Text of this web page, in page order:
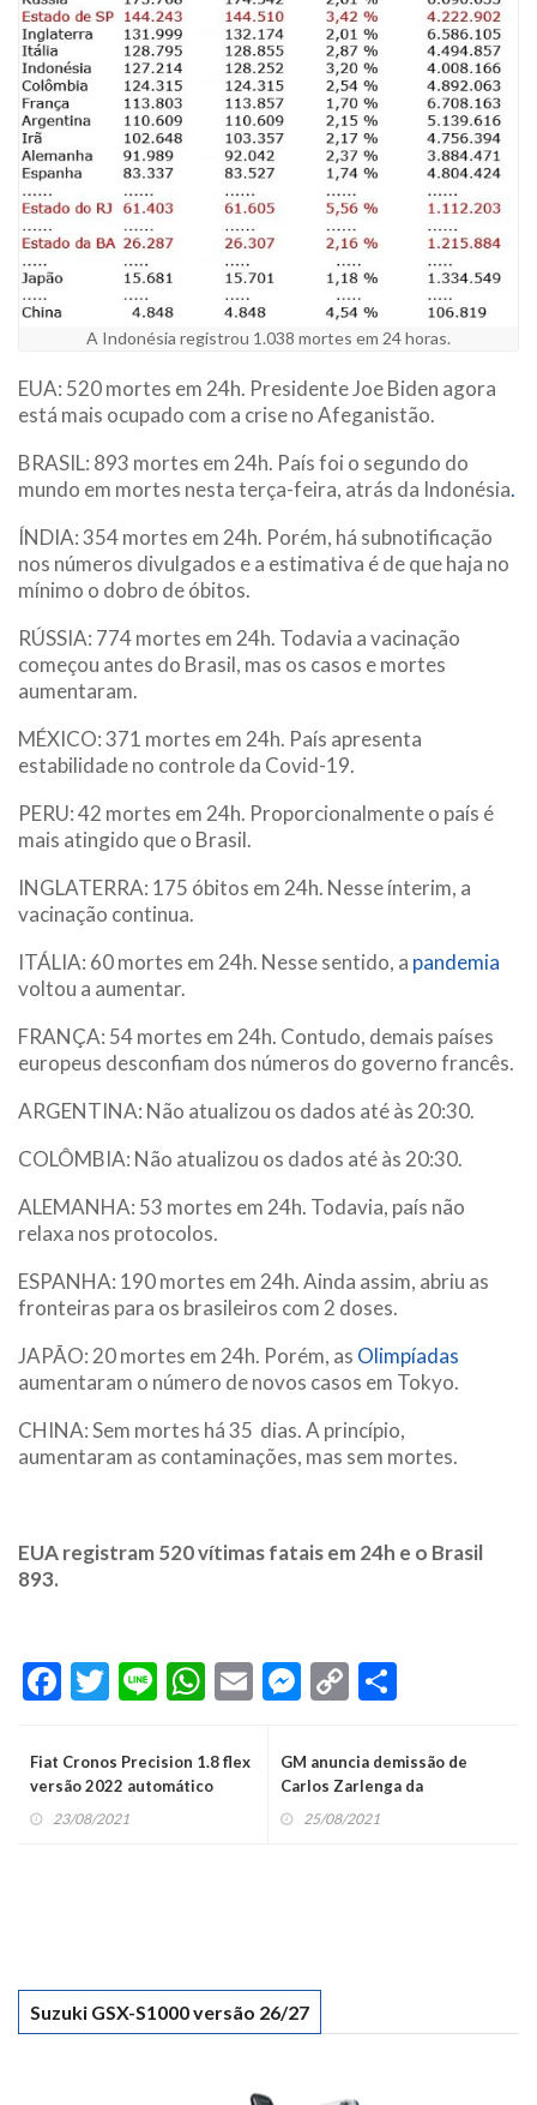
A Indonésia registrou 1.038 mortes em 24 horas.
EUA: 520 mortes em 24h. Presidente Joe Biden agora
está mais ocupado com a crise no Afeganistão.
BRASIL: 893 mortes em 24h. País foi o segundo do
mundo em mortes nesta terça-feira, atrás da Indonésia.
ÍNDIA: 354 mortes em 24h. Porém, há subnotificação
nos números divulgados e a estimativa é de que haja no
mínimo o dobro de óbitos.
RÚSSIA: 774 mortes em 24h. Todavia a vacinação
começou antes do Brasil, mas os casos e mortes
aumentaram.
MÉXICO: 371 mortes em 24h. País apresenta
estabilidade no controle da Covid-19.
PERU: 42 mortes em 24h. Proporcionalmente o país é
mais atingido que o Brasil.
INGLATERRA: 175 óbitos em 24h. Nesse ínterim, a
vacinação continua.
ITÁLIA: 60 mortes em 24h. Nesse sentido, a pandemia
voltou a aumentar.
FRANÇA: 54 mortes em 24h. Contudo, demais países
europeus desconfiam dos números do governo francês.
ARGENTINA: Não atualizou os dados até às 20:30.
COLÔMBIA: Não atualizou os dados até às 20:30.
ALEMANHA: 53 mortes em 24h. Todavia, país não
relaxa nos protocolos.
ESPANHA: 190 mortes em 24h. Ainda assim, abriu as
fronteiras para os brasileiros com 2 doses.
JAPÃO: 20 mortes em 24h. Porém, as Olimpíadas
aumentaram o número de novos casos em Tokyo.
CHINA: Sem mortes há 35 dias. A princípio,
aumentaram as contaminações, mas sem mortes.
EUA registram 520 vítimas fatais em 24h e o Brasil
893.
Facebook
Twitter
LineWhatsApp
EmailMessenger
Copy
Fiat Cronos Precision 1.8 flex
versão 2022 automático
23/08/2021
GM anuncia demissão de
Carlos Zarlenga da
Presidência
25/08/2021
Suzuki GSX-S1000 versão 26/27